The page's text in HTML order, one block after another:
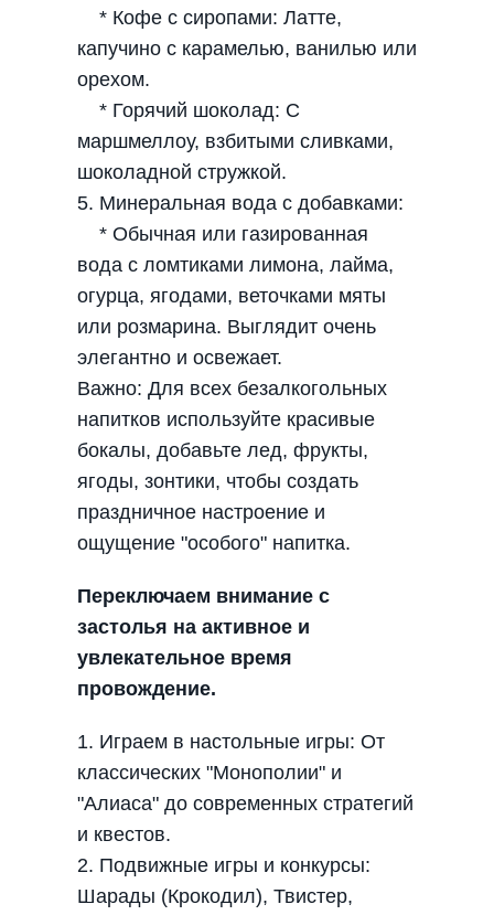
* Кофе с сиропами: Латте,
капучино с карамелью, ванилью или
орехом.
* Горячий шоколад: С
маршмеллоу, взбитыми сливками,
шоколадной стружкой.
5. Минеральная вода с добавками:
* Обычная или газированная
вода с ломтиками лимона, лайма,
огурца, ягодами, веточками мяты
или розмарина. Выглядит очень
элегантно и освежает.
Важно: Для всех безалкогольных
напитков используйте красивые
бокалы, добавьте лед, фрукты,
ягоды, зонтики, чтобы создать
праздничное настроение и
ощущение "особого" напитка.
Переключаем внимание с
застолья на активное и
увлекательное время
провождение.
1. Играем в настольные игры: От
классических "Монополии" и
"Алиаса" до современных стратегий
и квестов.
2. Подвижные игры и конкурсы:
Шарады (Крокодил), Твистер,